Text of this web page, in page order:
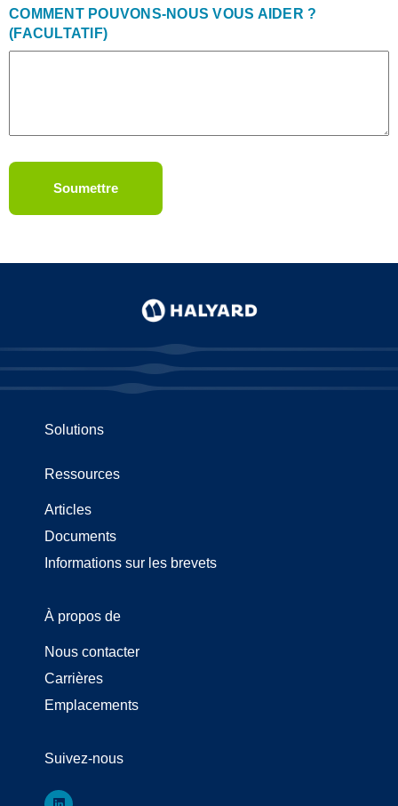
COMMENT POUVONS-NOUS VOUS AIDER ?
(FACULTATIF)
Solutions
Ressources
Articles
Documents
Informations sur les brevets
À propos de
Nous contacter
Carrières
Emplacements
Suivez-nous